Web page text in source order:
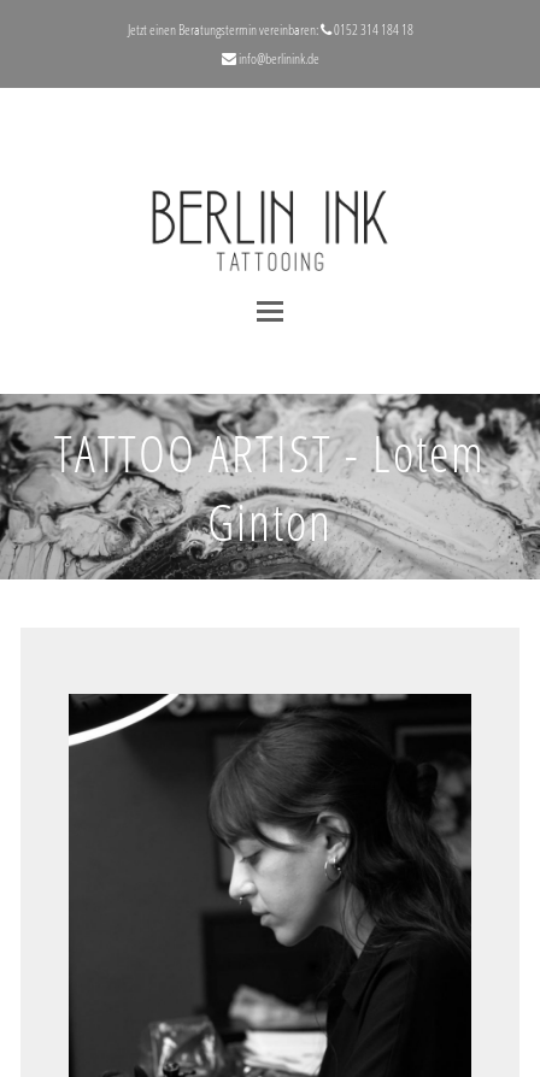
Jetzt einen Beratungstermin vereinbaren:
‪0152 314 184 18‬
info@berlinink.de
TATTOO ARTIST - Lotem
Ginton